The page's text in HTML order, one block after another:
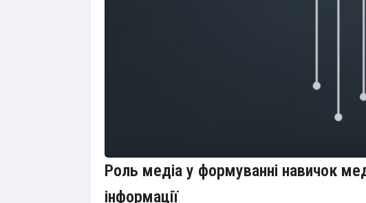
Роль медіа у формуванні навичок
інформації